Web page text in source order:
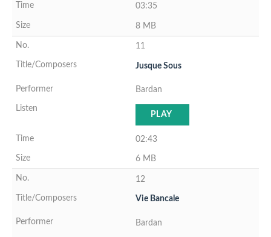
03:35
8 MB
11
Jusque Sous
Bardan
PLAY
02:43
6 MB
12
Vie Bancale
Bardan